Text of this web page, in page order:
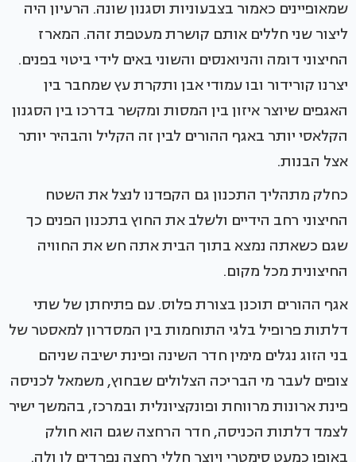
שמאופיינים כאמור בצבעוניות וסגנון שונה. הרעיון היה
ליצור שני חללים אותם קושרת מעטפת זהה. המארז
החיצוני דומה והניואנסים והשוני באים לידי ביטוי בפנים.
יצרנו קורידור ובו עמודי אבן ותקרת עץ שמחבר בין
האגפים שיוצר איזון בין המסות ומקשר בדרכו בין הסגנון
הקלאסי יותר באגף ההורים לבין זה הקליל והבהיר יותר
אצל הבנות.
כחלק מתהליך התכנון גם הקפדנו לנצל את השטח
החיצוני רחב הידיים ולשלב את החוץ בתכנון הפנים כך
שגם כשאתה נמצא בתוך הבית אתה חש את החוויה
החיצונית מכל מקום.
אגף ההורים תוכנן בצורת פלוס. עם פתיחתן של שתי
דלתות פרופיל בלגי התוחמות בין המסדרון למאסטר של
בני הזוג נגלים מימין חדר השינה ופינת ישיבה שניהם
צופים לעבר מי הבריכה הצלולים שבחוץ, משמאל לכניסה
פינת ארונות מרווחת ופונקציונלית ובמרכז, בהמשך ישיר
לצמד דלתות הכניסה, חדר הרחצה שגם הוא חולק
באופן כמעט סימטרי ויוצר חללי רחצה נפרדים לו ולה.